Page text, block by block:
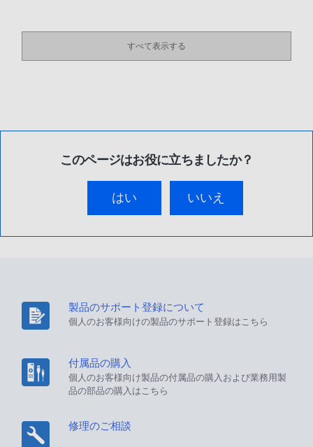
すべて表示する
このページはお役に立ちましたか？
はい いいえ
製品のサポート登録について
個人のお客様向けの製品のサポート登録はこちら
付属品の購入
個人のお客様向け製品の付属品の購入および業務用製
品の部品の購入はこちら
修理のご相談